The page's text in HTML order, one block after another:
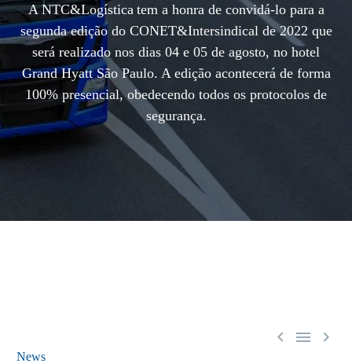
A NTC&Logística tem a honra de convidá-lo para a
segunda edição do CONET&Intersindical de 2022 que
será realizado nos dias 04 e 05 de agosto, no hotel
Grand Hyatt São Paulo. A edição acontecerá de forma
100% presencial, obedecendo todos os protocolos de
segurança.
  
News